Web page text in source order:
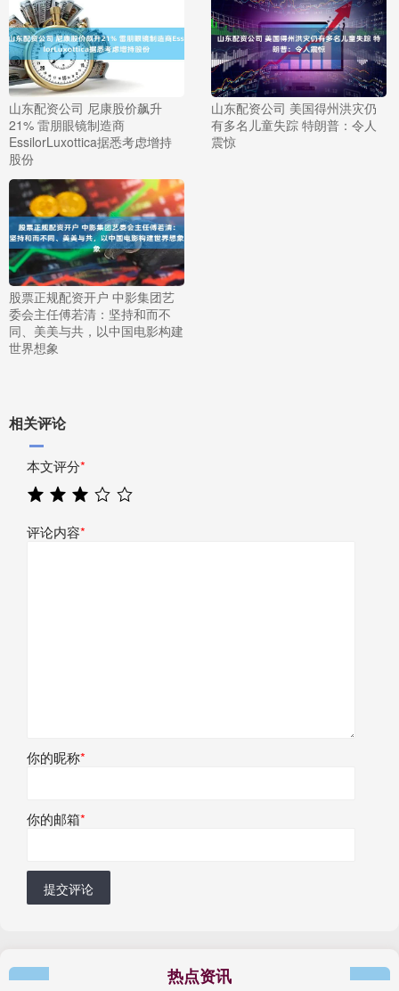
山东配资公司 尼康股价飙升
21% 雷朋眼镜制造商
EssilorLuxottica据悉考虑增持
股份
山东配资公司 美国得州洪灾仍
有多名儿童失踪 特朗普：令人
震惊
股票正规配资开户 中影集团艺
委会主任傅若清：坚持和而不
同、美美与共，以中国电影构建
世界想象
相关评论
本文评分*
评论内容*
你的昵称*
你的邮箱*
提交评论
热点资讯